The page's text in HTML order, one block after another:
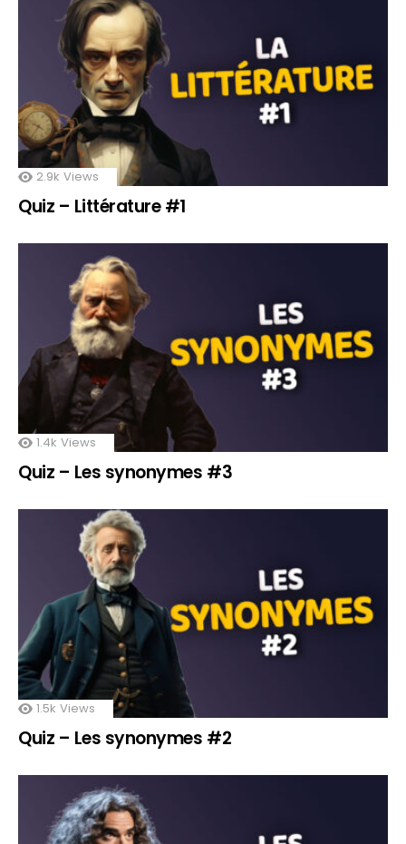
2.9k Views
Quiz – Littérature #1
1.4k Views
Quiz – Les synonymes #3
1.5k Views
Quiz – Les synonymes #2